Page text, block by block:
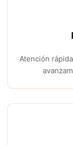
Atención